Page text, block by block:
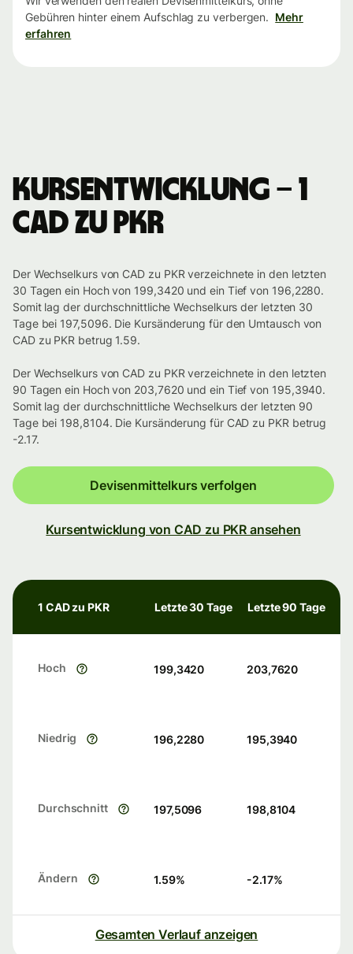
Gebühren hinter einem Aufschlag zu verbergen. Mehr
erfahren
Kursentwicklung – 1
CAD zu PKR
Der Wechselkurs von CAD zu PKR verzeichnete in den letzten
30 Tagen ein Hoch von 199,3420 und ein Tief von 196,2280.
Somit lag der durchschnittliche Wechselkurs der letzten 30
Tage bei 197,5096. Die Kursänderung für den Umtausch von
CAD zu PKR betrug 1.59.
Der Wechselkurs von CAD zu PKR verzeichnete in den letzten
90 Tagen ein Hoch von 203,7620 und ein Tief von 195,3940.
Somit lag der durchschnittliche Wechselkurs der letzten 90
Tage bei 198,8104. Die Kursänderung für CAD zu PKR betrug
-2.17.
Devisenmittelkurs verfolgen
Kursentwicklung von CAD zu PKR ansehen
1 CAD zu PKR Letzte 30 Tage Letzte 90 Tage
Hoch 199,3420 203,7620
Niedrig 196,2280 195,3940
Durchschnitt 197,5096 198,8104
Ändern 1.59% -2.17%
Gesamten Verlauf anzeigen